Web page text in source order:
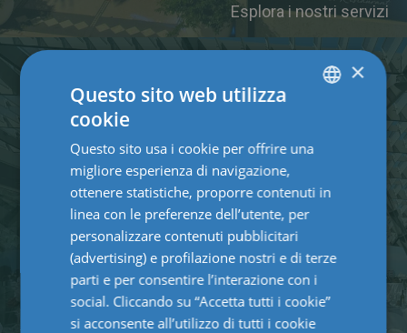
Esplora i nostri servizi
PALACONGRESSI
DI RICCIONE
scoprilo
ENGLISH
FRENCH
×
Questo sito web utilizza
cookie
Questo sito usa i cookie per offrire una
migliore esperienza di navigazione,
ottenere statistiche, proporre contenuti in
linea con le preferenze dell’utente, per
personalizzare contenuti pubblicitari
(advertising) e profilazione nostri e di terze
parti e per consentire l’interazione con i
social. Cliccando su “Accetta tutti i cookie”
si acconsente all’utilizzo di tutti i cookie